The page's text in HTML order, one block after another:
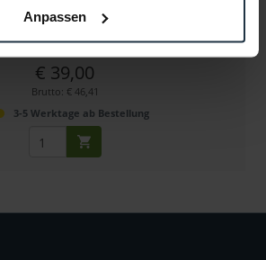
Anpassen
Edelstahl-Rod, 30 cm Länge
€ 39,00
Brutto: € 46,41
3-5 Werktage ab Bestellung